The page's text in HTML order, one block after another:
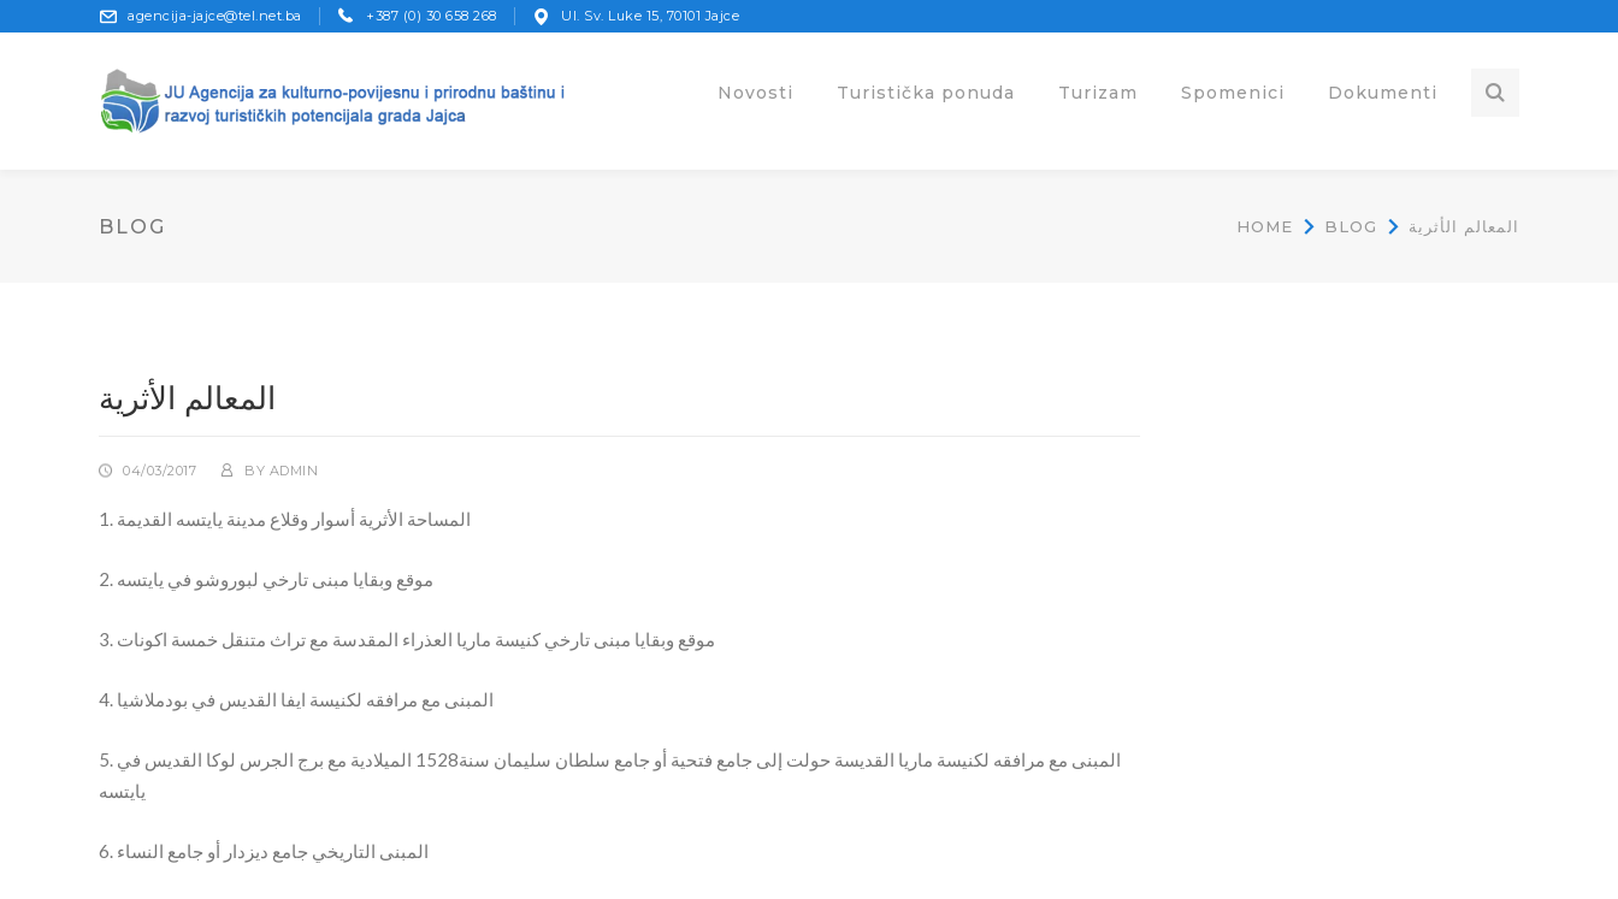
agencija-jajce@tel.net.ba +387 (0) 30 658 268 Ul. Sv. Luke 15, 70101 Jajce
Novosti Turistička ponuda Turizam Spomenici Dokumenti
BLOG HOME BLOG المعالم الأثرية
المعالم الأثرية
04/03/2017 BY ADMIN
1. المساحة الأثرية أسوار وقلاع مدينة يايتسه القديمة
2. موقع وبقايا مبنى تارخي لبوروشو في يايتسه
3. موقع وبقايا مبنى تارخي كنيسة ماريا العذراء المقدسة مع تراث متنقل خمسة اكونات
4. المبنى مع مرافقه لكنيسة ايفا القديس في بودملاشيا
5. المبنى مع مرافقه لكنيسة ماريا القديسة حولت إلى جامع فتحية أو جامع سلطان سليمان سنة1528 الميلادية مع برج الجرس لوكا القديس في
يايتسه
6. المبنى التاريخي جامع ديزدار أو جامع النساء